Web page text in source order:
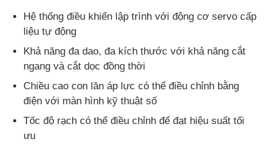
Hệ thống điều khiển lập trình với động cơ servo cấp
liệu tự động
Khả năng đa dao, đa kích thước với khả năng cắt
ngang và cắt dọc đồng thời
Chiều cao con lăn áp lực có thể điều chỉnh bằng
điện với màn hình kỹ thuật số
Tốc độ rạch có thể điều chỉnh để đạt hiệu suất tối
ưu